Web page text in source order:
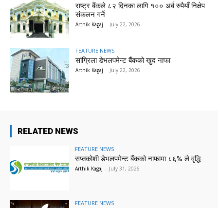
राष्ट्र बैंकले ८२ दिनका लागि १०० अर्ब रुपैयाँ निक्षेप
संकलन गर्ने
Arthik Kagaj - July 22, 2026
FEATURE NEWS
सांग्रिला डेभलपमेन्ट बैंकको खुद नाफा
Arthik Kagaj - July 22, 2026
RELATED NEWS
FEATURE NEWS
सप्तकोशी डेभलपमेन्ट बैंकको नाफामा ८६% ले वृद्धि
Arthik Kagaj - July 31, 2026
FEATURE NEWS